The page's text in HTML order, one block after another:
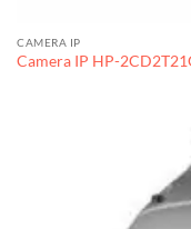
CAMERA IP
Camera IP HP-